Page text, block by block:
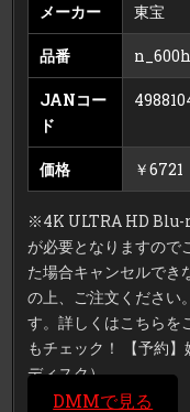
メーカー 東宝
品番
JANコー
ド
価格 ￥6721
※4K ULTRA HD Blu-
が必要となりますので
た場合キャンセルでき
の上、ご注文ください
す。詳しくはこちらを
もチェック！ 【予約
ディスク）
DMMで見る